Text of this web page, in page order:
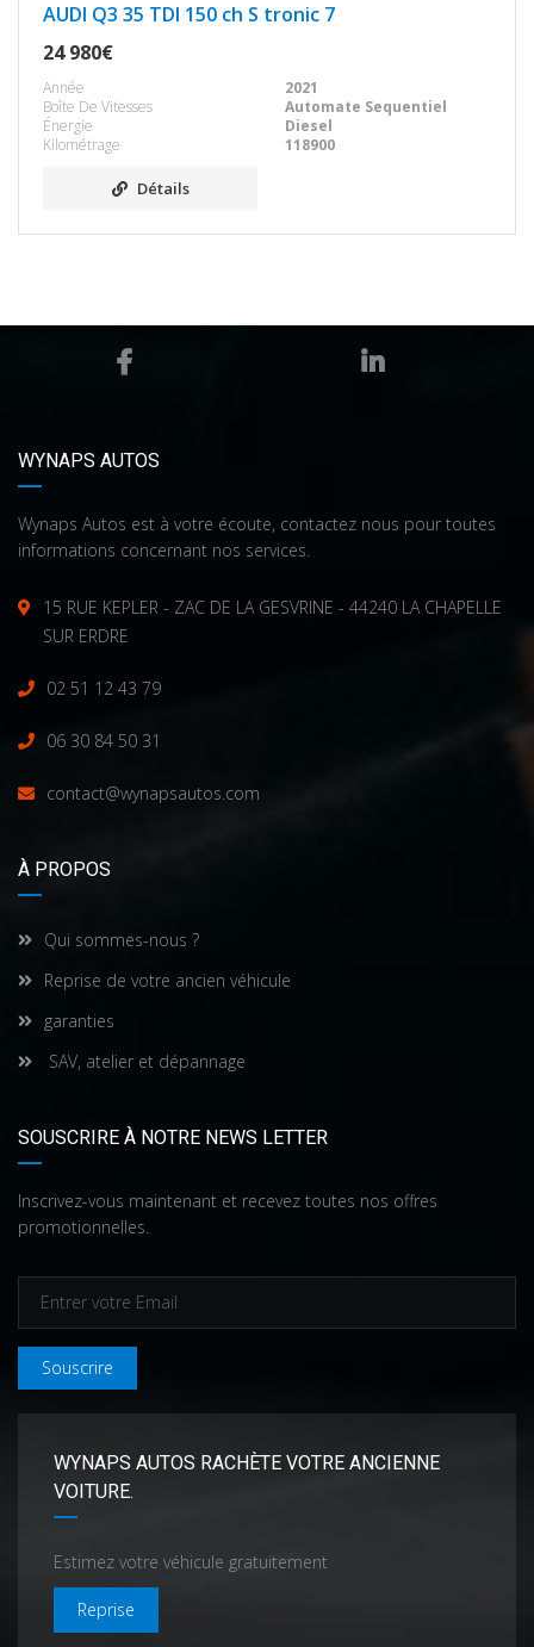
AUDI Q3 35 TDI 150 ch S tronic 7
24 980€
Année
2021
Boîte De Vitesses
Automate Sequentiel
Énergie
Diesel
Kilométrage
118900
Détails
WYNAPS AUTOS
Wynaps Autos est à votre écoute, contactez nous pour toutes
informations concernant nos services.
15 RUE KEPLER - ZAC DE LA GESVRINE - 44240 LA CHAPELLE
SUR ERDRE
02 51 12 43 79
06 30 84 50 31
contact@wynapsautos.com
À PROPOS
Qui sommes-nous ?
Reprise de votre ancien véhicule
garanties
SAV, atelier et dépannage
SOUSCRIRE À NOTRE NEWS LETTER
Inscrivez-vous maintenant et recevez toutes nos offres
promotionnelles.
Souscrire
WYNAPS AUTOS RACHÈTE VOTRE ANCIENNE
VOITURE.
Estimez votre véhicule gratuitement
Reprise